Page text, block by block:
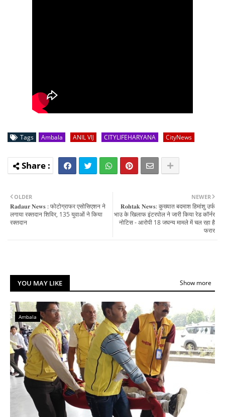
Tags Ambala ANIL VIJ CITYLIFEHARYANA CityNews
NEWER
𝐑𝐨𝐡𝐭𝐚𝐤 𝐍𝐞𝐰𝐬: कुख्यात बदमाश हिमांशु उर्फ
भाउ के खिलाफ इंटरपोल ने जारी किया रेड कॉर्नर
नोटिस - आरोपी 18 जघन्य मामले में चल रहा है
फरार
OLDER
𝐑𝐚𝐝𝐚𝐮𝐫 𝐍𝐞𝐰𝐬 : फोटोग्राफर एसोसिएशन ने
लगाया रक्तदान शिविर, 135 युवाओं ने किया
रक्तदान
YOU MAY LIKE Show more
Ambala